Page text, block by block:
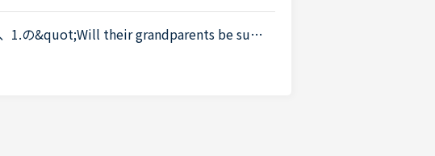
1.の&quot;Will their grandparents be surp
なのですが、&quot;Yes, they will.